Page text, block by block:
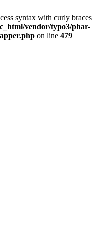
syntax with curly braces
vendor/typo3/phar-
on line 479